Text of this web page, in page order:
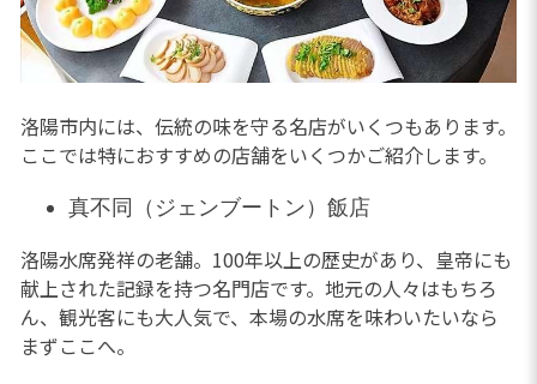
洛陽市内には、伝統の味を守る名店がいくつもあります。
ここでは特におすすめの店舗をいくつかご紹介します。
真不同（ジェンブートン）飯店
洛陽水席発祥の老舗。100年以上の歴史があり、皇帝にも
献上された記録を持つ名門店です。地元の人々はもちろ
ん、観光客にも大人気で、本場の水席を味わいたいなら
まずここへ。